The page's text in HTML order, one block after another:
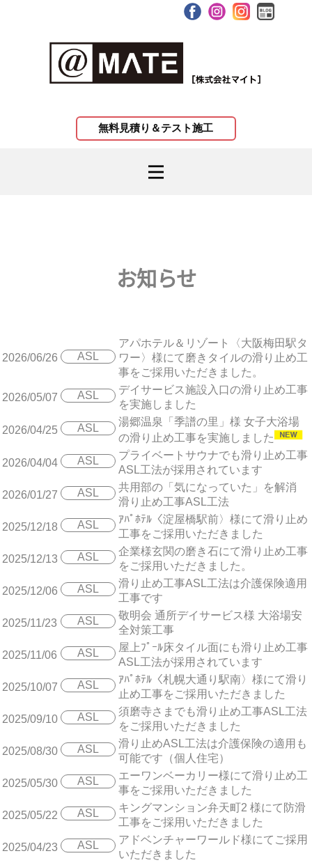
無料見積り＆テスト施工
お知らせ
2026/06/26 ASL
アパホテル＆リゾート〈大阪梅田駅タ
ワー〉様にて磨きタイルの滑り止め工
事をご採用いただきました。
2026/05/07 ASL
デイサービス施設入口の滑り止め工事
を実施しました
2026/04/25 ASL
湯郷温泉「季譜の里」様 女子大浴場
の滑り止め工事を実施しました
2026/04/04 ASL
プライベートサウナでも滑り止め工事
ASL工法が採用されています
2026/01/27 ASL
共用部の「気になっていた」を解消
滑り止め工事ASL工法
2025/12/18 ASL
ｱﾊﾟﾎﾃﾙ〈淀屋橋駅前〉様にて滑り止め
工事をご採用いただきました
2025/12/13 ASL
企業様玄関の磨き石にて滑り止め工事
をご採用いただきました。
2025/12/06 ASL
滑り止め工事ASL工法は介護保険適用
工事です
2025/11/23 ASL
敬明会 通所デイサービス様 大浴場安
全対策工事
2025/11/06 ASL
屋上ﾌﾟｰﾙ床タイル面にも滑り止め工事
ASL工法が採用されています
2025/10/07 ASL
ｱﾊﾟﾎﾃﾙ〈札幌大通り駅南〉様にて滑り
止め工事をご採用いただきました
2025/09/10 ASL
須磨寺さまでも滑り止め工事ASL工法
をご採用いただきました
2025/08/30 ASL
滑り止めASL工法は介護保険の適用も
可能です（個人住宅）
2025/05/30 ASL
エーワンベーカリー様にて滑り止め工
事をご採用いただきました
2025/05/22 ASL
キングマンション弁天町2 様にて防滑
工事をご採用いただきました
2025/04/23 ASL
アドベンチャーワールド様にてご採用
いただきました